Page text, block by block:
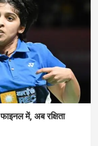
फाइनल में, अब रक्षिता